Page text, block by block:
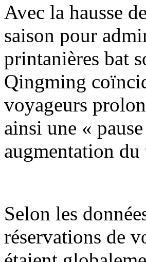
Avec la hausse
saison pour
printanières bat
Qingming
voyageurs
ainsi une «
augmentation
Selon les
réservations de